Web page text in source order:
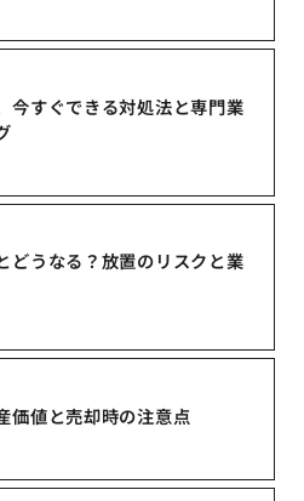
今すぐできる対処法と専門業
どうなる？放置のリスクと業
価値と売却時の注意点